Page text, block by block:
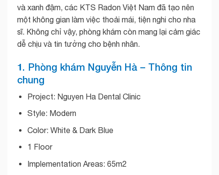
và xanh đậm, các KTS Radon Việt Nam đã tạo nên
một không gian làm việc thoải mái, tiện nghi cho nha
sĩ. Không chỉ vậy, phòng khám còn mang lại cảm giác
dễ chịu và tin tưởng cho bệnh nhân.
1. Phòng khám Nguyễn Hà – Thông tin
chung
Project: Nguyen Ha Dental Clinic
Style: Modern
Color: White & Dark Blue
1 Floor
Implementation Areas: 65m2